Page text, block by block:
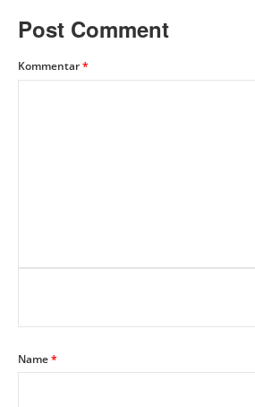
Post Comment
Kommentar*
Name*